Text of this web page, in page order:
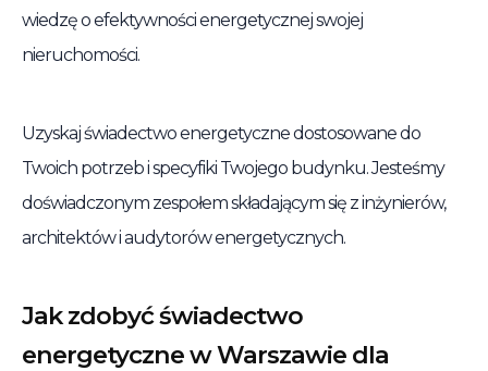
wiedzę o efektywności energetycznej swojej
nieruchomości.
Uzyskaj świadectwo energetyczne dostosowane do
Twoich potrzeb i specyfiki Twojego budynku. Jesteśmy
doświadczonym zespołem składającym się z inżynierów,
architektów i audytorów energetycznych.
Jak zdobyć świadectwo
energetyczne w Warszawie dla